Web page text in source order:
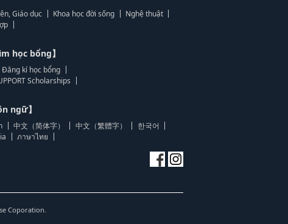
Giáo dục
Khoa học đời sống
Nghệ thuật
học bổng】
Đăng kí học bổng
Scholarships
ngữ】
中文（简体字） 中文（繁體字）
한국어
ภาษาไทย
Coporation.